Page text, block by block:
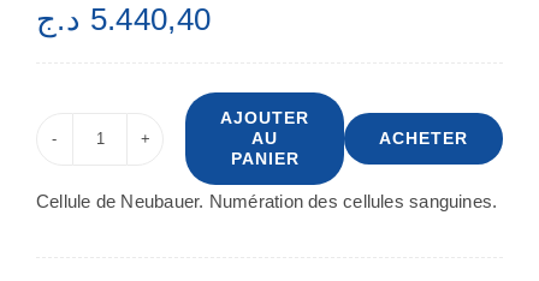
Achetez maintenant
5.440,40 د.ج
AJOUTER
AU
PANIER
ACHETER
Cellule de Neubauer. Numération des cellules sanguines.